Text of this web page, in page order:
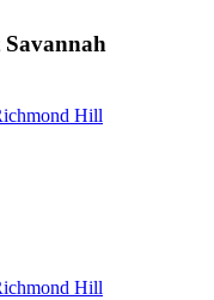
Hill
Hill